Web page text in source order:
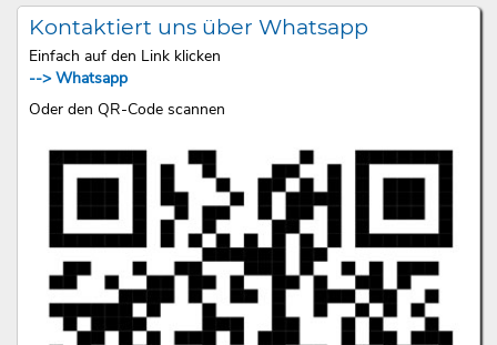
Kontaktiert uns über Whatsapp
Einfach auf den Link klicken
--> Whatsapp
Oder den QR-Code scannen